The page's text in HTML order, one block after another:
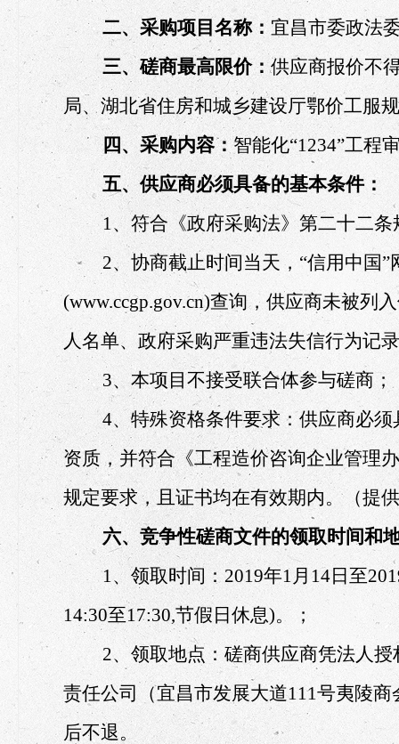
二、采购项目名称： 宜昌市委政法
三、磋商最高限价：供应商报价不
局、湖北省住房和城乡建设厅鄂价工服
四、采购内容：智能化“1234”工程
五、供应商必须具备的基本条件：
1、符合《政府采购法》第二十二
2、协商截止时间当天，“信用中国”
(www.ccgp.gov.cn)查询，供应商未被列
人名单、政府采购严重违法失信行为记
3、本项目不接受联合体参与磋商；
4、特殊资格条件要求：供应商必
资质，并符合《工程造价咨询企业管理
规定要求，且证书均在有效期内。（提
六、竞争性磋商文件的领取时间和
1、领取时间：2019年1月14日至
14:30至17:30,节假日休息)。；
2、领取地点：磋商供应商凭法人
责任公司（宜昌市发展大道111号夷陵
后不退。